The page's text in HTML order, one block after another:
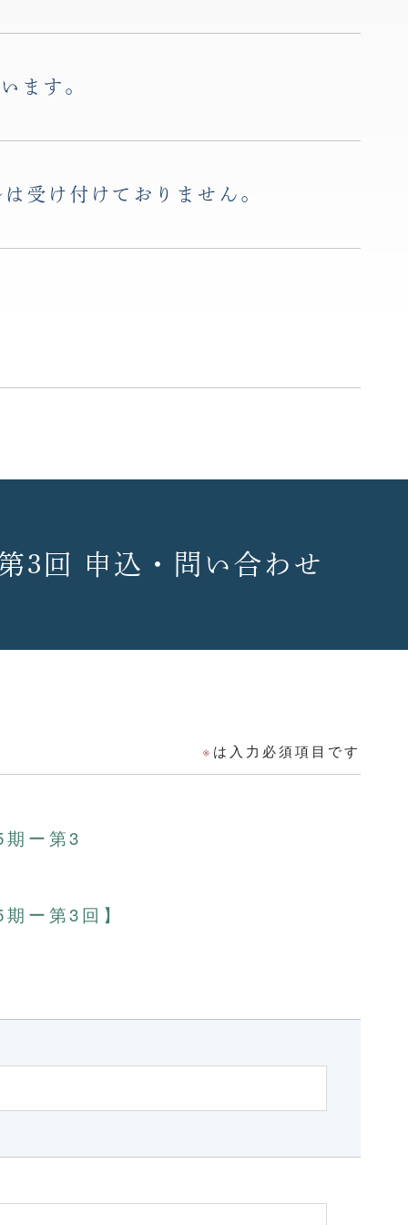
ます。
受け付けておりません。
3回 申込・問い合わせ
※ は入力必須項目です
ー第3
ー第3回】